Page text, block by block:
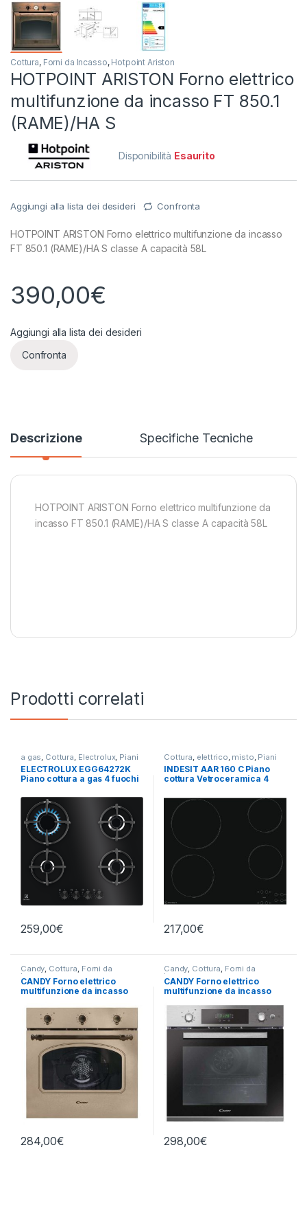
Cottura, Forni da Incasso, Hotpoint Ariston
HOTPOINT ARISTON Forno elettrico
multifunzione da incasso FT 850.1
(RAME)/HA S
Disponibilità Esaurito
Aggiungi alla lista dei desideri Confronta
HOTPOINT ARISTON Forno elettrico multifunzione da incasso
FT 850.1 (RAME)/HA S classe A capacità 58L
390,00€
Aggiungi alla lista dei desideri
Confronta
Descrizione Specifiche Tecniche
HOTPOINT ARISTON Forno elettrico multifunzione da
incasso FT 850.1 (RAME)/HA S classe A capacità 58L
Prodotti correlati
a gas Cottura Electrolux, Piani
Cottura
ELECTROLUX EGG64272K
Piano cottura a gas 4 fuochi
259,00€
Cottura elettrico misto Piani
Cottura
INDESIT AAR 160 C Piano
cottura Vetroceramica 4
217,00€
Candy, Cottura, Forni da
Incasso
CANDY Forno elettrico
multifunzione da incasso
284,00€
Candy, Cottura, Forni da
Incasso
CANDY Forno elettrico
multifunzione da incasso
298,00€